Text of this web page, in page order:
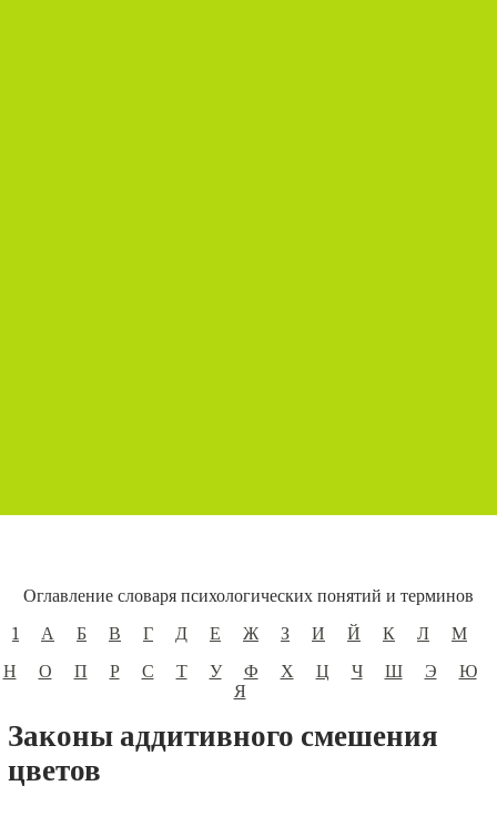
Оглавление словаря психологических понятий и терминов
1
А Б В Г Д Е Ж З И Й К Л
М
Н
О П Р С Т У Ф Х Ц Ч Ш Э
Ю
Я
Законы аддитивного смешения
цветов